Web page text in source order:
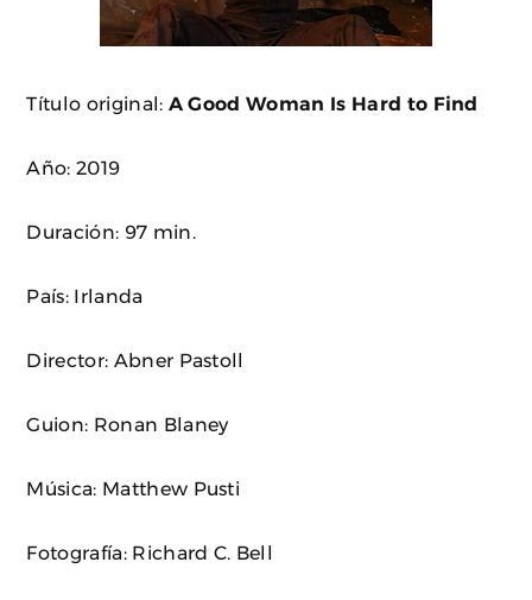
Título original: A Good Woman Is Hard to Find
Año: 2019
Duración: 97 min.
País: Irlanda
Director: Abner Pastoll
Guion: Ronan Blaney
Música: Matthew Pusti
Fotografía: Richard C. Bell